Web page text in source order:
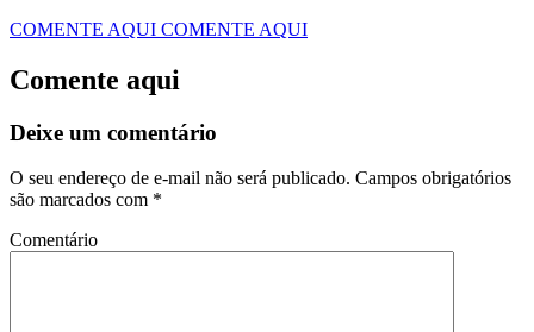
COMENTE AQUI COMENTE AQUI
Comente aqui
Deixe um comentário
O seu endereço de e-mail não será publicado. Campos obrigatórios
são marcados com *
Comentário